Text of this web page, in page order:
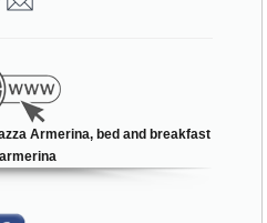
Armerina, bed and breakfast